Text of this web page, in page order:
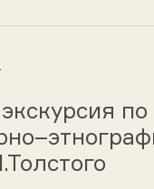
по